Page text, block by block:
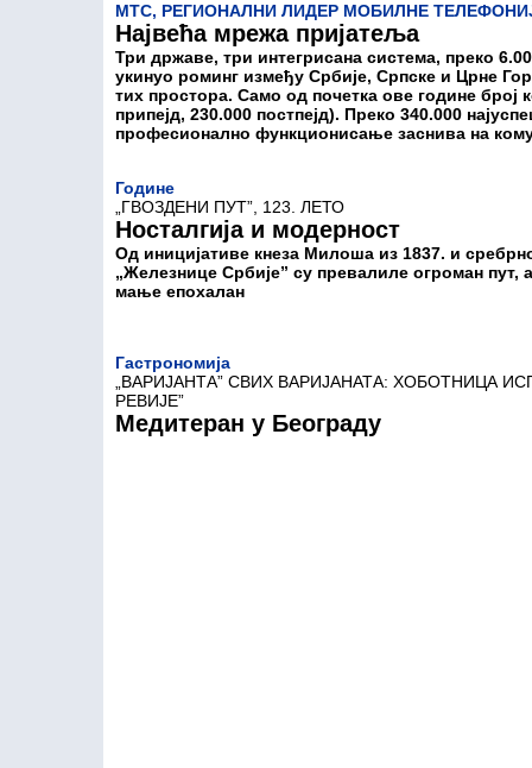
МТС, РЕГИОНАЛНИ ЛИДЕР МОБИЛНЕ
Највећа мрежа пријатеља
Три државе, три интегрисана система, преко
укинуо роминг између Србије, Српске и Црне
тих простора. Само од почетка ове године број
припејд, 230.000 постпејд). Преко 340.000
професионално функционисање заснива на
Године
„ГВОЗДЕНИ ПУТ”, 123. ЛЕТО
Носталгија и модерност
Од иницијативе кнеза Милоша из 1837. и
„Железнице Србије” су превалиле огроман пут,
мање епохалан
Гастрономија
„ВАРИЈАНТА” СВИХ ВАРИЈАНАТА: ХОБОТНИЦА
РЕВИЈЕ”
Медитеран у Београду